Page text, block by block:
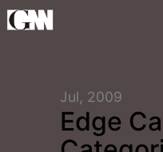
Jul, 2009
Edge